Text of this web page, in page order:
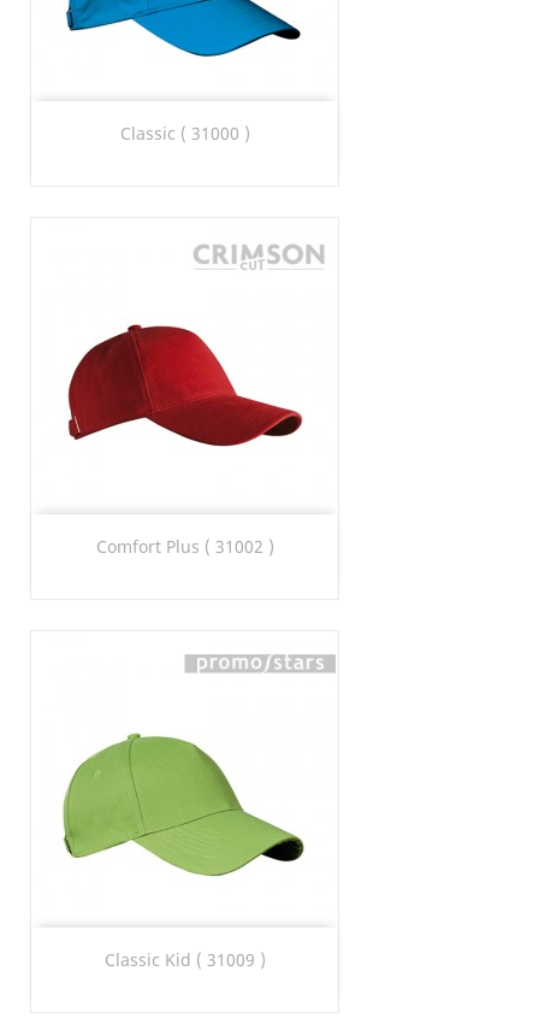
Classic ( 31000 )
Comfort Plus ( 31002 )
Classic Kid ( 31009 )